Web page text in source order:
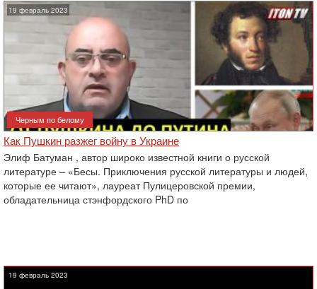
19 февраль 2023
Черным по белому
Как Пушкин разжег войну в Украине
Элиф Батуман , автор широко известной книги о русской
литературе – «Бесы. Приключения русской литературы и людей,
которые ее читают», лауреат Пулицеровской премии,
обладательница стэнфордского PhD по
19 февраль 2023